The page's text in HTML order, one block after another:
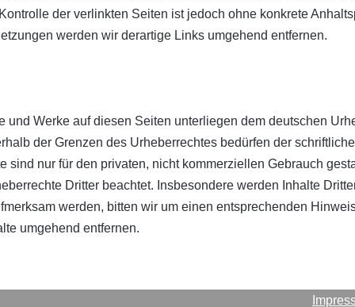
der verlinkten Seiten ist jedoch ohne konkrete
werden wir derartige Links umgehend entfernen.
und Werke auf diesen Seiten unterliegen dem deutschen
der Grenzen des Urheberrechtes bedürfen der
sind nur für den privaten, nicht kommerziellen Gebrauch
Dritter beachtet. Insbesondere werden Inhalte
werden, bitten wir um einen entsprechenden
umgehend entfernen.